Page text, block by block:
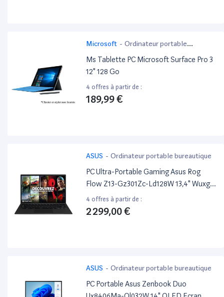
Microsoft - Ordinateur portable
bureautique
Ms Tablette PC Microsoft Surface Pro 3
12" 128 Go
4 offres à partir de :
189,99 €
ASUS - Ordinateur portable bureautique
PC Ultra-Portable Gaming Asus Rog
Flow Z13-Gz301Zc-Ld128W 13,4" Wuxga
120 Hz Intel Core i7 16 Go Ram 512 Go
SSD Nvidia Geforce Rtx 3050 Tgp 40W
4 offres à partir de :
2 299,00 €
ASUS - Ordinateur portable bureautique
PC Portable Asus Zenbook Duo